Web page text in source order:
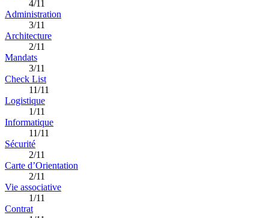
4/11
Administration
3/11
Architecture
2/11
Mandats
3/11
Check List
11/11
Logistique
1/11
Informatique
11/11
Sécurité
2/11
Carte d’Orientation
2/11
Vie associative
1/11
Contrat